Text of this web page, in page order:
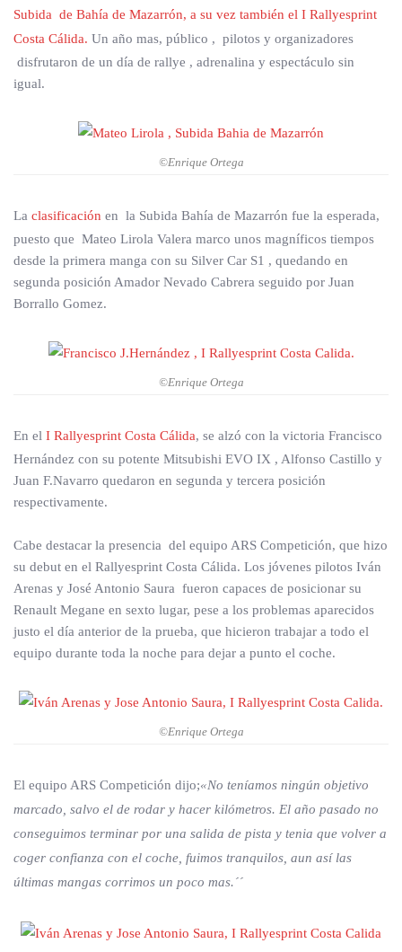
Subida de Bahía de Mazarrón, a su vez también el I Rallyesprint
Costa Cálida. Un año mas, público , pilotos y organizadores
disfrutaron de un día de rallye , adrenalina y espectáculo sin
igual.
©Enrique Ortega
La clasificación en la Subida Bahía de Mazarrón fue la esperada,
puesto que Mateo Lirola Valera marco unos magníficos tiempos
desde la primera manga con su Silver Car S1 , quedando en
segunda posición Amador Nevado Cabrera seguido por Juan
Borrallo Gomez.
©Enrique Ortega
En el I Rallyesprint Costa Cálida, se alzó con la victoria Francisco
Hernández con su potente Mitsubishi EVO IX , Alfonso Castillo y
Juan F.Navarro quedaron en segunda y tercera posición
respectivamente.
Cabe destacar la presencia del equipo ARS Competición, que hizo
su debut en el Rallyesprint Costa Cálida. Los jóvenes pilotos Iván
Arenas y José Antonio Saura fueron capaces de posicionar su
Renault Megane en sexto lugar, pese a los problemas aparecidos
justo el día anterior de la prueba, que hicieron trabajar a todo el
equipo durante toda la noche para dejar a punto el coche.
©Enrique Ortega
El equipo ARS Competición dijo;«No teníamos ningún objetivo
marcado, salvo el de rodar y hacer kilómetros. El año pasado no
conseguimos terminar por una salida de pista y tenia que volver a
coger confianza con el coche, fuimos tranquilos, aun así las
últimas mangas corrimos un poco mas.´´